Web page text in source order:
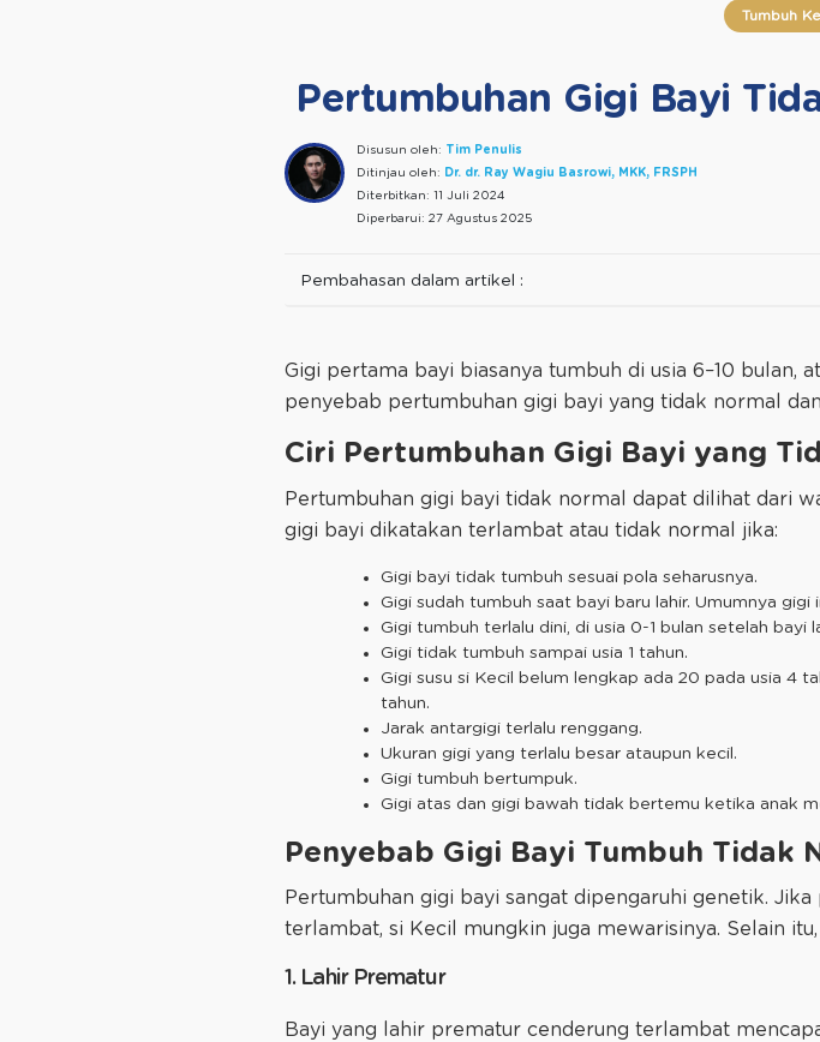
Tumbuh
Pertumbuhan Gigi Bayi
Disusun oleh: Tim Penulis
Ditinjau oleh: Dr. dr. Ray Wagiu Basrowi, MKK, FRSPH
Diterbitkan: 11 Juli 2024
Diperbarui: 27 Agustus 2025
Pembahasan dalam artikel :
Gigi pertama bayi biasanya tumbuh di usia 6–10 bulan,
penyebab pertumbuhan gigi bayi yang tidak normal
Ciri Pertumbuhan Gigi Bayi yang
Pertumbuhan gigi bayi tidak normal dapat dilihat dari
gigi bayi dikatakan terlambat atau tidak normal jika:
Gigi bayi tidak tumbuh sesuai pola seharusnya.
Gigi sudah tumbuh saat bayi baru lahir. Umumnya
Gigi tumbuh terlalu dini, di usia 0-1 bulan setelah bayi
Gigi tidak tumbuh sampai usia 1 tahun.
Gigi susu si Kecil belum lengkap ada 20 pada usia 4
tahun.
Jarak antargigi terlalu renggang.
Ukuran gigi yang terlalu besar ataupun kecil.
Gigi tumbuh bertumpuk.
Gigi atas dan gigi bawah tidak bertemu ketika anak
Penyebab Gigi Bayi Tumbuh Tidak
Pertumbuhan gigi bayi sangat dipengaruhi genetik.
terlambat, si Kecil mungkin juga mewarisinya. Selain
1. Lahir Prematur
Bayi yang lahir prematur cenderung terlambat